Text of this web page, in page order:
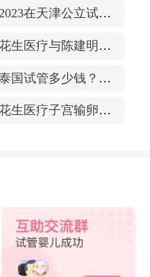
2023在天津公立试管医院排名，附带费用明细
花生医疗与陈建明教授达成战略合作，共促精准保胎事业发展
泰国试管多少钱？收费包含什么项目？不成功能退款？
花生医疗子宫输卵管造影中心